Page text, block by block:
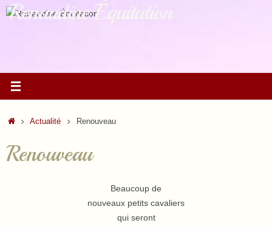
Passer
Renaudine Équitation
Accueil
Actualité Renouveau
Renouveau
Beaucoup de
nouveaux petits cavaliers
qui seront